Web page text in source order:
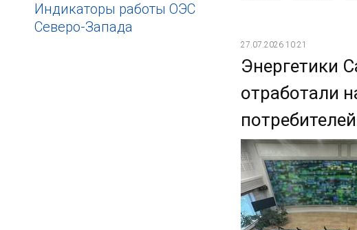
Индикаторы работы ОЭС
Северо-Запада
27.07.2026 10:21
Энергетики
отработали
потребителей